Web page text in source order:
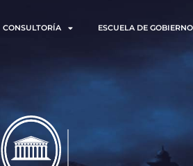
CONSULTORÍA ESCUELA DE GOBIERNO
PUBLICACIONES